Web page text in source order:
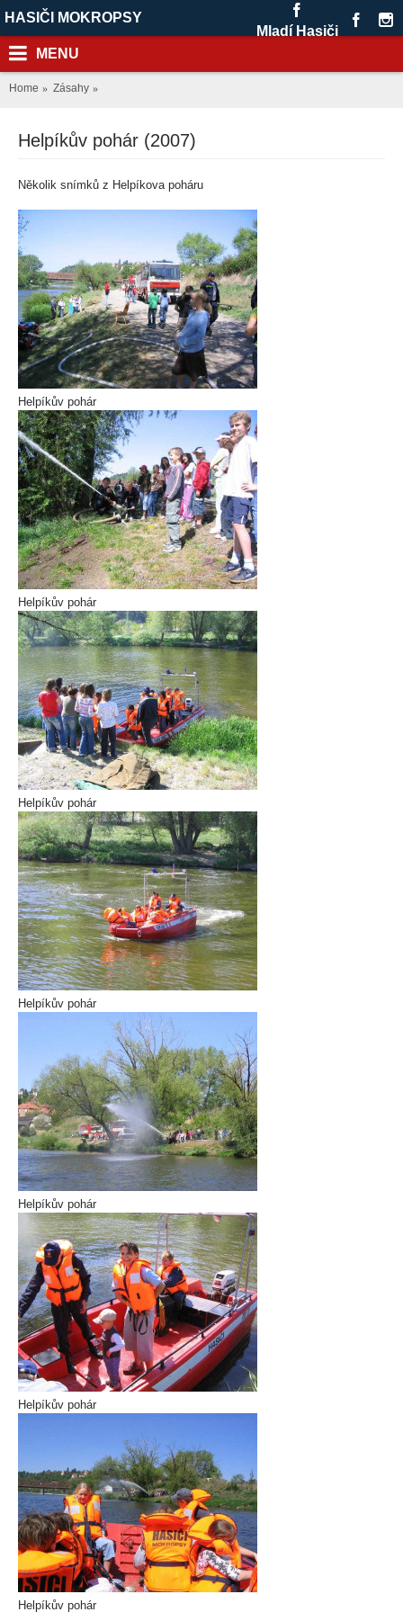
HASIČI MOKROPSY
Mladí Hasiči
MENU
Home Zásahy
Helpíkův pohár (2007)
Několik snímků z Helpíkova poháru
Helpíkův pohár
Helpíkův pohár
Helpíkův pohár
Helpíkův pohár
Helpíkův pohár
Helpíkův pohár
Helpíkův pohár